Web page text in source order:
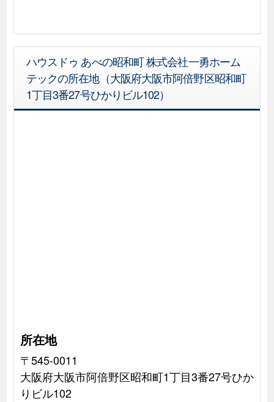
ハウスドゥ あべの昭和町 株式会社一勇ホーム
テックの所在地（大阪府大阪市阿倍野区昭和町
1丁目3番27号ひかりビル102）
所在地
〒545-0011
大阪府大阪市阿倍野区昭和町1丁目3番27号ひか
りビル102